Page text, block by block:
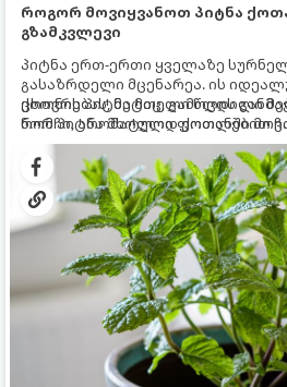
როგორ მოვიყვანოთ პიტნა
გზამკვლევი
პიტნა ერთ-ერთი ყველაზე
გასაზრდელი მცენარეა. ის
ცხოვრებას, მეტიც, გამოცდილი
რომ პიტნა მხოლოდ ქოთანში
გრუნტში (ბაღში) დარგვისას ის
სწრაფად ვრცელდება და სხვა
ქოთნის პიტნა მთელი წლის
ნორჩი, არომატული ფოთლებით
კერძებისთვის.